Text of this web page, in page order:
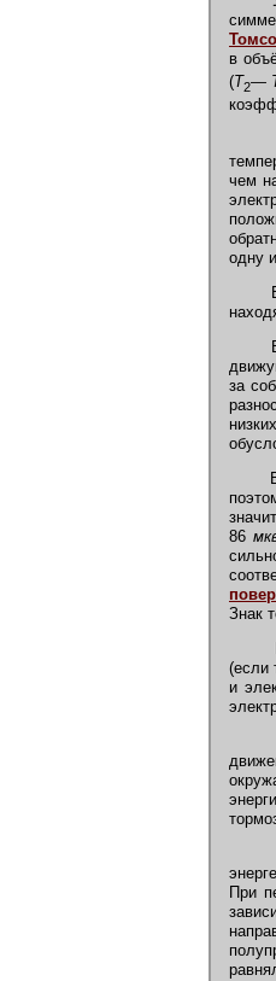
в
(T2—
чем
одну
за
86
Знак
(если
и
При